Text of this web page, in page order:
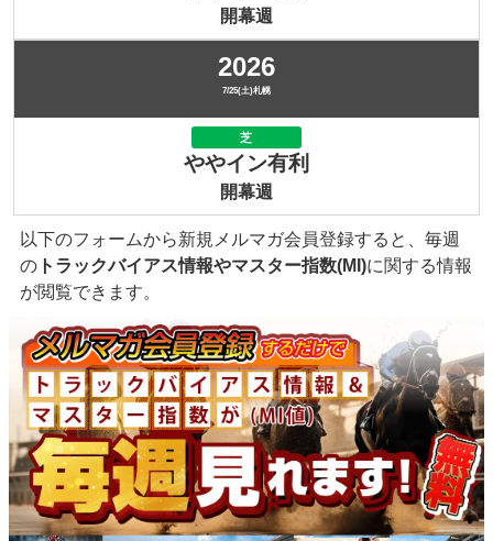
開幕週
2026
7/25(土)札幌
芝
ややイン有利
開幕週
以下のフォームから新規メルマガ会員登録すると、毎週
の トラックバイアス情報やマスター指数(MI)に関する情報
が閲覧できます。